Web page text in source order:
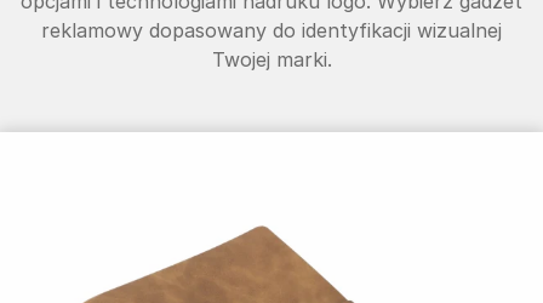
reklamowy dopasowany do identyfikacji wizualnej
Twojej marki.